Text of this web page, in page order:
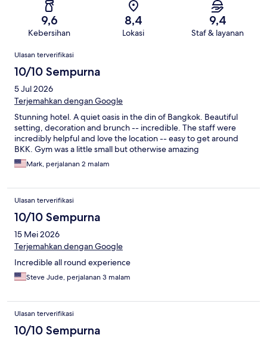
9,6
Kebersihan
8,4
Lokasi
9,4
Staf & layanan
Ulasan
Ulasan terverifikasi
10/10 Sempurna
5 Jul 2026
Terjemahkan dengan Google
Stunning hotel. A quiet oasis in the din of Bangkok. Beautiful
setting, decoration and brunch -- incredible. The staff were
incredibly helpful and love the location -- easy to get around
BKK. Gym was a little small but otherwise amazing
Mark, perjalanan 2 malam
Ulasan terverifikasi
10/10 Sempurna
15 Mei 2026
Terjemahkan dengan Google
Incredible all round experience
Steve Jude, perjalanan 3 malam
Ulasan terverifikasi
10/10 Sempurna